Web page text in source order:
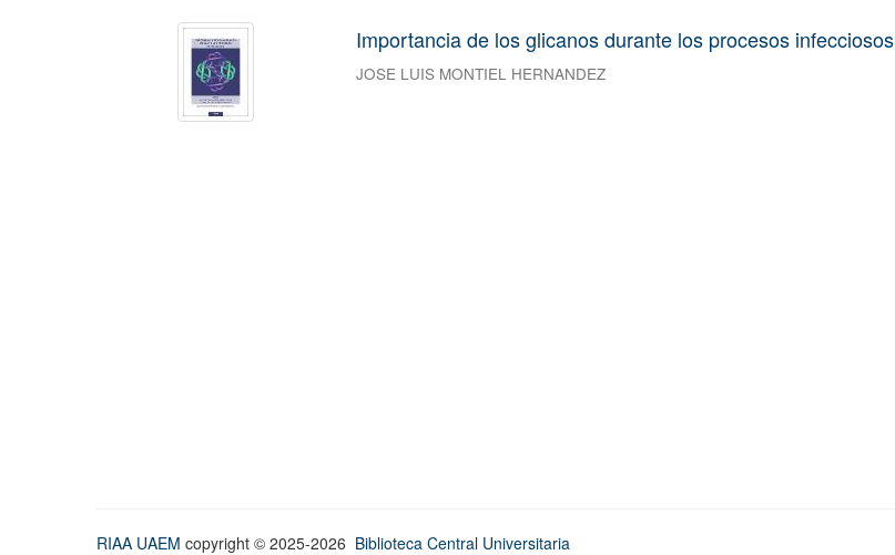
Importancia de los glicanos durante los procesos infecciosos
JOSE LUIS MONTIEL HERNANDEZ
RIAA UAEM copyright © 2025-2026 Biblioteca Central Universitaria